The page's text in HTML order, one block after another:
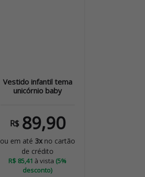
Vestido infantil tema
unicórnio baby
R$ 89,90
ou em até 3xno cartão
de crédito
R$ 85,41 à vista (5%
desconto)